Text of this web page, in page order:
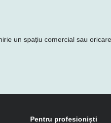
un spațiu comercial sau
Pentru profesioniști